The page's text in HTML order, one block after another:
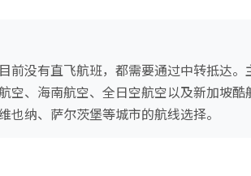
前没有直飞航班，都需要通过中转抵达
空、海南航空、全日空航空以及新加坡
也纳、萨尔茨堡等城市的航线选择。